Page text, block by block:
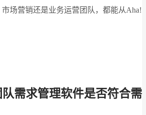
场营销还是业务运营团队，都能从Aha!
需求管理软件是否符合需